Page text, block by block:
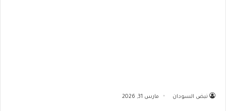
نبض السودان مارس 31, 2026